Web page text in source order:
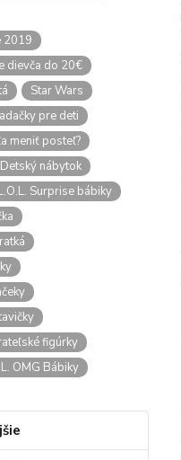
2019
dievča do 20€
Star Wars
pre deti
meniť posteľ?
Detský nábytok
Surprise bábiky
figúrky
OMG Bábiky